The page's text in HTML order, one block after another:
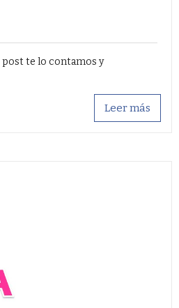
post te lo contamos y
Leer más